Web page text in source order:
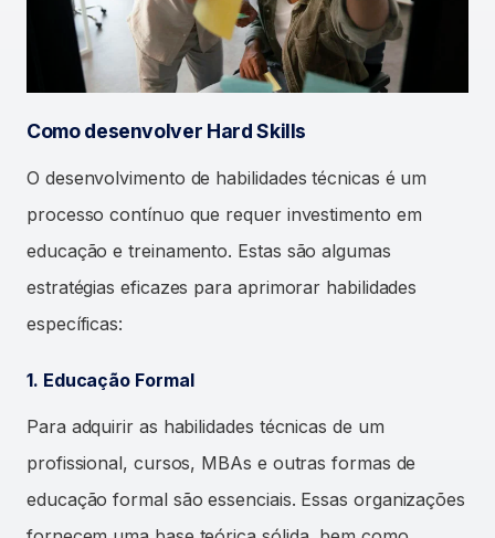
Como desenvolver Hard Skills
O desenvolvimento de habilidades técnicas é um
processo contínuo que requer investimento em
educação e treinamento. Estas são algumas
estratégias eficazes para aprimorar habilidades
específicas:
1. Educação Formal
Para adquirir as habilidades técnicas de um
profissional, cursos, MBAs e outras formas de
educação formal são essenciais. Essas organizações